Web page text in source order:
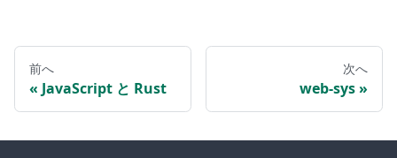
前へ
JavaScript と Rust
次へ
web-sys